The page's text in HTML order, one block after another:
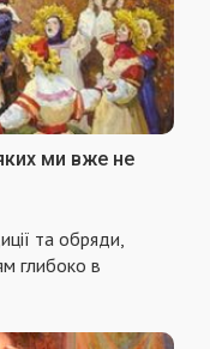
ми вже не
та обряди,
глибоко в